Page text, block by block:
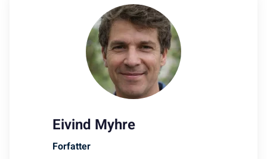
Eivind Myhre
Forfatter